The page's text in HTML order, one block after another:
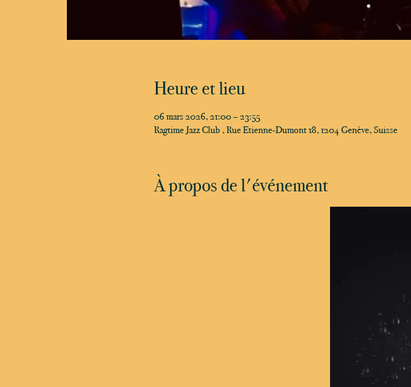
Heure et lieu
06 mars 2026, 21:00 – 23:55
Ragtime Jazz Club , Rue Etienne-Dumont 18, 1204 Genève, Suisse
À propos de l'événement